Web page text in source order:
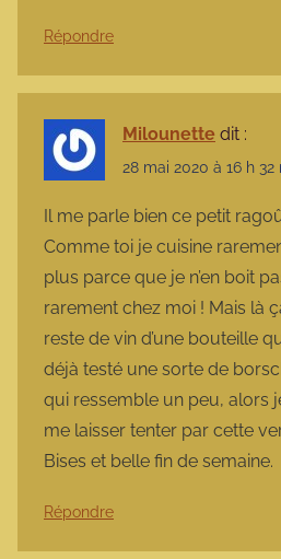
Répondre
Milounette dit :
28 mai 2020 à 16 h 32
Il me parle bien ce petit
Comme toi je cuisine
plus parce que je n’en boit
rarement chez moi ! Mais là
reste de vin d’une bouteille
déjà testé une sorte de
qui ressemble un peu, alors
me laisser tenter par cette
Bises et belle fin de semaine.
Répondre